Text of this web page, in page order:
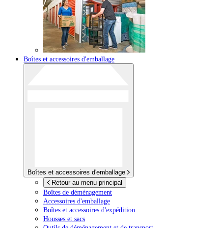
Boîtes et accessoires d'emballage
Boîtes et accessoires d'emballage
Retour au menu principal
Boîtes de déménagement
Accessoires d'emballage
Boîtes et accessoires d'expédition
Housses et sacs